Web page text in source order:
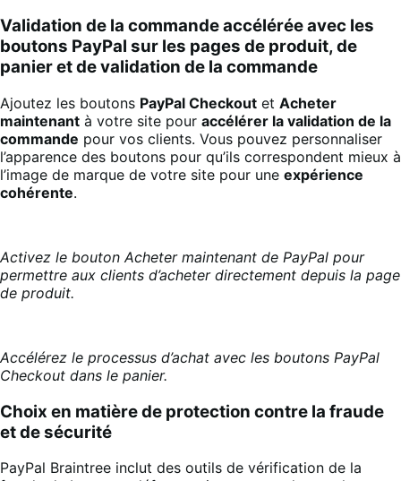
Validation de la commande accélérée avec les
boutons PayPal sur les pages de produit, de
panier et de validation de la commande
Ajoutez les boutons PayPal Checkout et Acheter
maintenant à votre site pour accélérer la validation de la
commande pour vos clients. Vous pouvez personnaliser
l’apparence des boutons pour qu’ils correspondent mieux à
l’image de marque de votre site pour une expérience
cohérente.
Activez le bouton Acheter maintenant de PayPal pour
permettre aux clients d’acheter directement depuis la page
de produit.
Accélérez le processus d’achat avec les boutons PayPal
Checkout dans le panier.
Choix en matière de protection contre la fraude
et de sécurité
PayPal Braintree inclut des outils de vérification de la